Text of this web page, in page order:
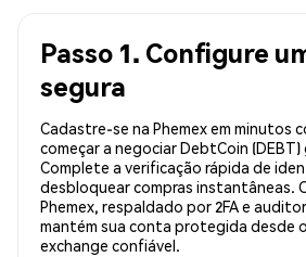
Passo 1. Configure
segura
Cadastre-se na Phemex em minutos
começar a negociar DebtCoin
Complete a verificação rápida de
desbloquear compras instantâneas.
Phemex, respaldado por 2FA e
mantém sua conta protegida desde
exchange confiável.